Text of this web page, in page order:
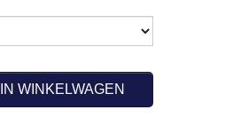
IN WINKELWAGEN